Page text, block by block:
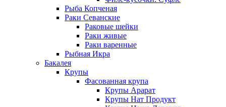
Рыба Копченая
Раки Севанские
Раковые шейки
Раки живые
Раки варенные
Рыбная Икра
Бакалея
Крупы
Фасованная крупа
Крупы Арарат
Крупы Нат Продукт